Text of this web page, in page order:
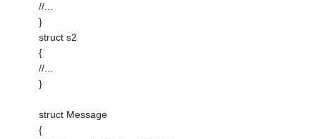
//...
}
struct s2
{
//...
}
struct Message
{